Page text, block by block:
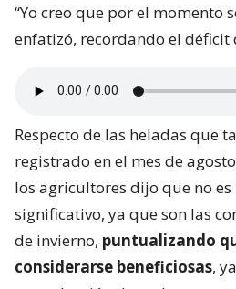
“Yo creo que por el momento
enfatizó, recordando el déficit
Respecto de las heladas que
registrado en el mes de
los agricultores dijo que no es
significativo, ya que son las
de invierno, puntualizando
considerarse beneficiosas,